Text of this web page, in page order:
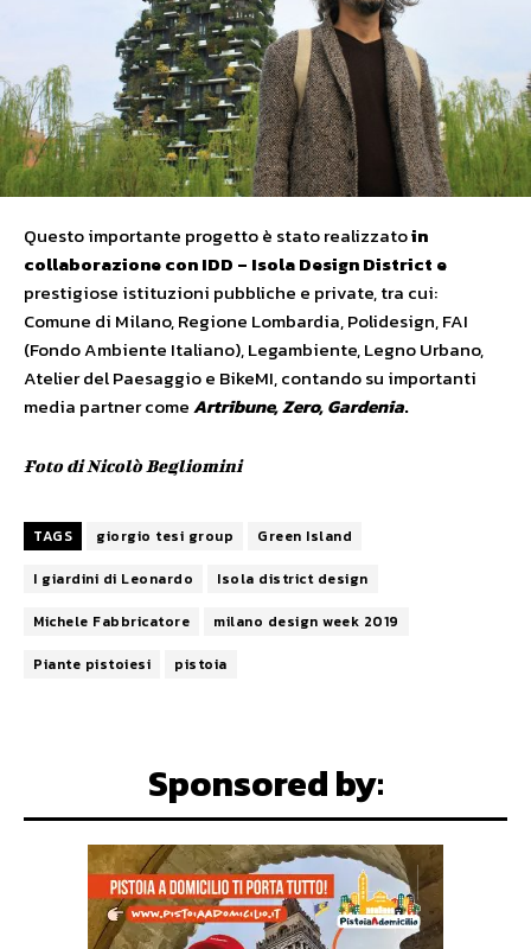
Questo importante progetto è stato realizzatoin
collaborazione con IDD – Isola Design District e
prestigiose istituzioni pubbliche e private, tra cui:
Comune di Milano, Regione Lombardia, Polidesign, FAI
(Fondo Ambiente Italiano), Legambiente, Legno Urbano,
Atelier del Paesaggio e BikeMI, contando su importanti
media partner comeArtribune, Zero, Gardenia.
Foto di Nicolò Begliomini
TAGS giorgio tesi group
Green Island
I giardini di Leonardo
Isola district design
Michele Fabbricatore
milano design week 2019
Piante pistoiesi
pistoia
Sponsored by: